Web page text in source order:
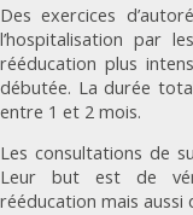
Des exercices
l’hospitalisation par
rééducation plus
débutée. La durée
entre 1 et 2 mois.
Les consultations de
Leur but est de
rééducation mais aussi